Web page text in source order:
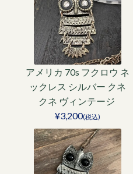
アメリカ 70s フクロウ ネ
ックレス シルバー クネ
クネ ヴィンテージ
¥3,200(税込)